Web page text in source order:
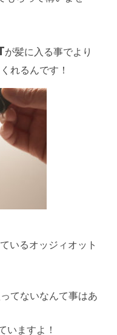
が髪に入る事でより
れるんです！
いるオッジィオット
てないなんて事はあ
いますよ！